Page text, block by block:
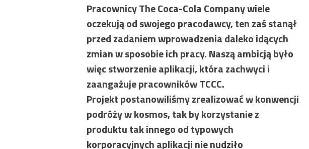
Pracownicy The Coca-Cola Company wiele
oczekują od swojego pracodawcy, ten zaś stanął
przed zadaniem wprowadzenia daleko idących
zmian w sposobie ich pracy. Naszą ambicją było
więc stworzenie aplikacji, która zachwyci i
zaangażuje pracowników TCCC.
Projekt postanowiliśmy zrealizować w konwencji
podróży w kosmos, tak by korzystanie z
produktu tak innego od typowych
korporacyjnych aplikacji nie nudziło